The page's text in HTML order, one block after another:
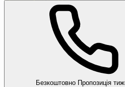
Безкоштовно Пропозиція